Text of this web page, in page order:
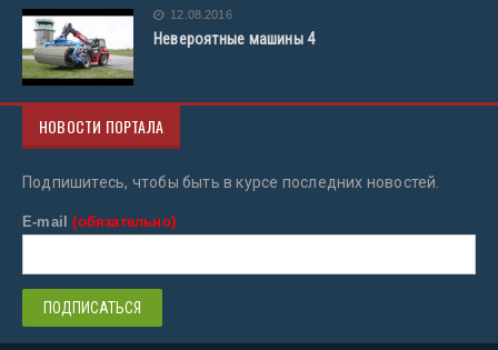
12.08.2016
Невероятные машины 4
НОВОСТИ ПОРТАЛА
Подпишитесь, чтобы быть в курсе последних новостей.
E-mail(обязательно)